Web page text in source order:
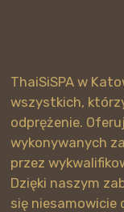
ThaiSiSPA w
wszystkich,
odprężenie.
wykonywanych
przez
Dzięki naszym
się niesamowicie